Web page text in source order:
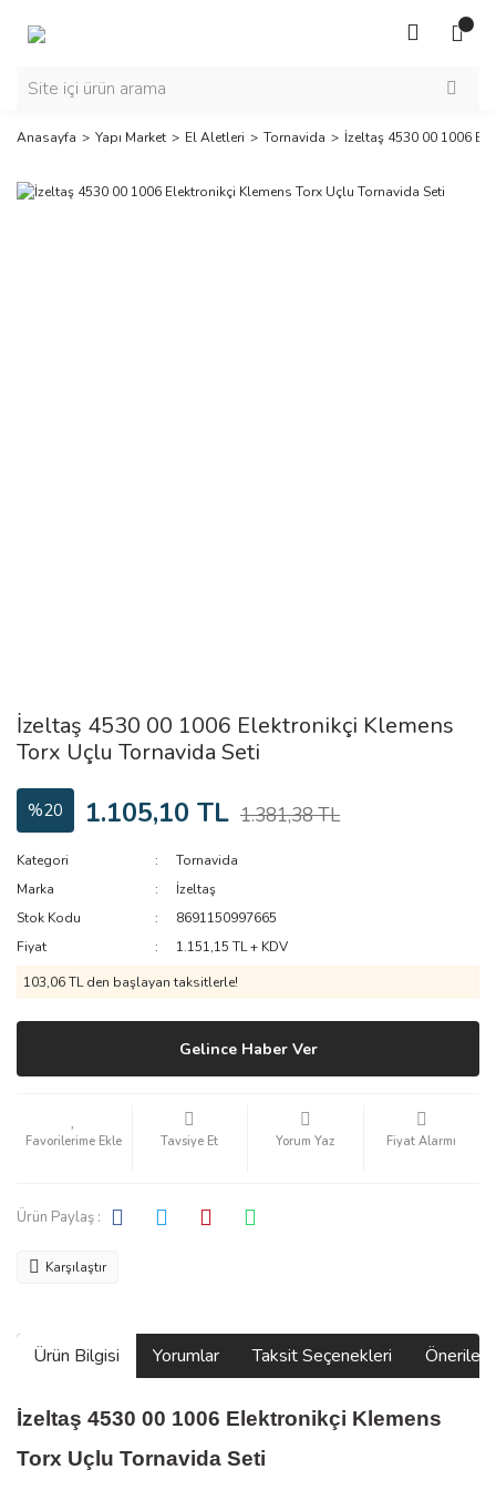
Anasayfa Yapı Market El Aletleri Tornavida İzeltaş 4530 00 1006
İzeltaş 4530 00 1006 Elektronikçi Klemens
Torx Uçlu Tornavida Seti
%20 1.105,10 TL 1.381,38 TL
Kategori
Tornavida
Marka
İzeltaş
Stok Kodu
8691150997665
Fiyat
1.151,15 TL + KDV
103,06 TL den başlayan taksitlerle!
Gelince Haber Ver
Tavsiye Et Yorum Yaz Fiyat Alarmı
Ürün Paylaş :
Karşılaştır
Ürün Bilgisi Yorumlar Taksit Seçenekleri
İzeltaş 4530 00 1006 Elektronikçi Klemens
Torx Uçlu Tornavida Seti